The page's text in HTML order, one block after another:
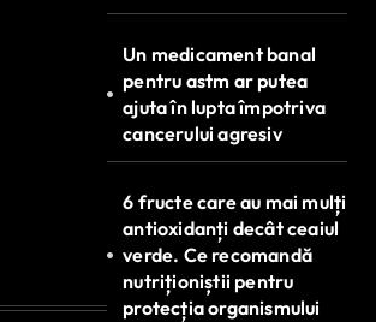
Un medicament banal
pentru astm ar putea
ajuta în lupta împotriva
cancerului agresiv
6 fructe care au mai mulți
antioxidanți decât ceaiul
verde. Ce recomandă
nutriționiștii pentru
protecția organismului